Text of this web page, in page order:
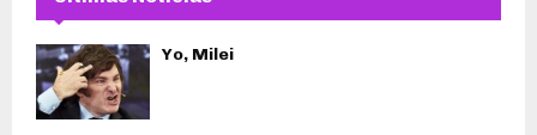
Yo, Milei